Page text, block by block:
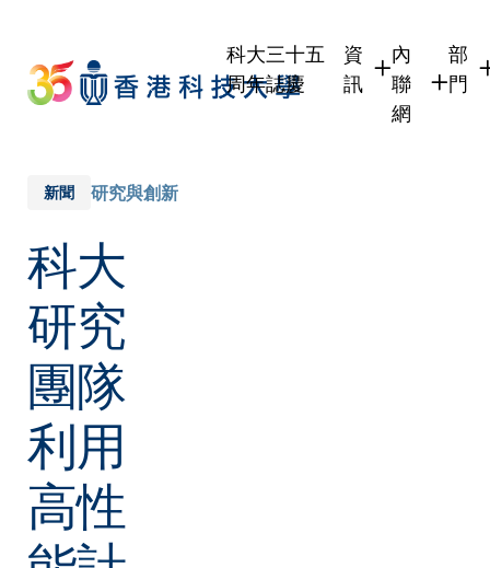
main
content
科大三十五
周年誌慶
資
訊
內
聯
網
部
門
新聞 研究與創新
科大
研究
團隊
利用
高性